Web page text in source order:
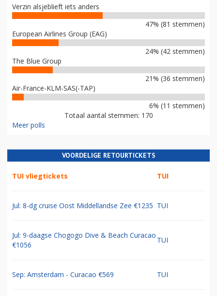
Verzin alsjeblieft iets anders
47% (81 stemmen)
European Airlines Group (EAG)
24% (42 stemmen)
The Blue Group
21% (36 stemmen)
Air-France-KLM-SAS(-TAP)
6% (11 stemmen)
Totaal aantal stemmen: 170
Meer polls
VOORDELIGE RETOURTICKETS
TUI vliegtickets TUI
Jul: 8-dg cruise Oost Middellandse Zee €1235 TUI
Jul: 9-daagse Chogogo Dive & Beach Curacao
€1056
TUI
Sep: Amsterdam - Curacao €569 TUI